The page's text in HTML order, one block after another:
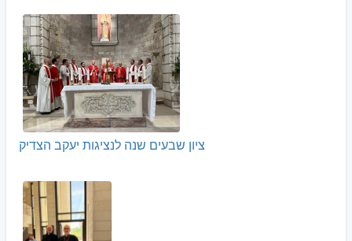
ציון שבעים שנה לנציגות יעקב הצדיק